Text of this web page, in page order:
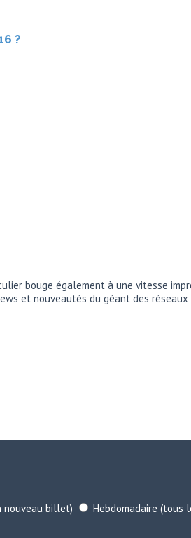
?
bouge également à une vitesse
et nouveautés du géant des
nouveau billet) Hebdomadaire (tous